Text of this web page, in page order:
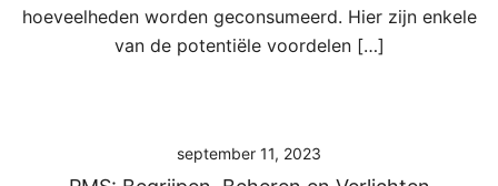
hoeveelheden worden geconsumeerd. Hier zijn enkele
van de potentiële voordelen […]
september 11, 2023